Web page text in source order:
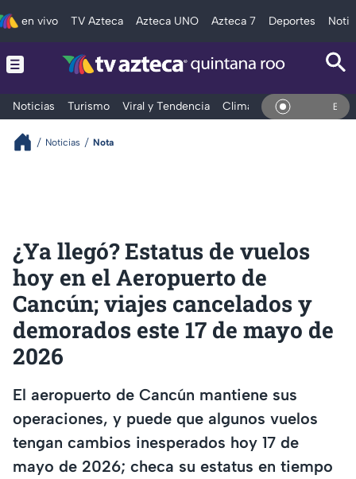
en vivo TV Azteca Azteca UNO Azteca 7 Deportes
Noticias Turismo Viral y Tendencia Clima Tráfico En Vivo
Noticias Nota
¿Ya llegó? Estatus de vuelos
hoy en el Aeropuerto de
Cancún; viajes cancelados y
demorados este 17 de mayo de
2026
El aeropuerto de Cancún mantiene sus
operaciones, y puede que algunos vuelos
tengan cambios inesperados hoy 17 de
mayo de 2026; checa su estatus en tiempo